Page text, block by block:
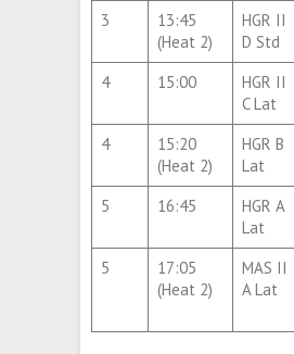
3
13:45
(Heat 2)
HGR II
D Std
4
15:00
HGR II
C Lat
4
15:20
(Heat 2)
HGR B
Lat
5
16:45
HGR A
Lat
5
17:05
(Heat 2)
MAS II
A Lat